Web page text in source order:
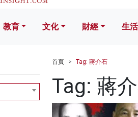
教育 文化 財經 生活
首頁 Tag: 蔣介石
Tag: 蔣